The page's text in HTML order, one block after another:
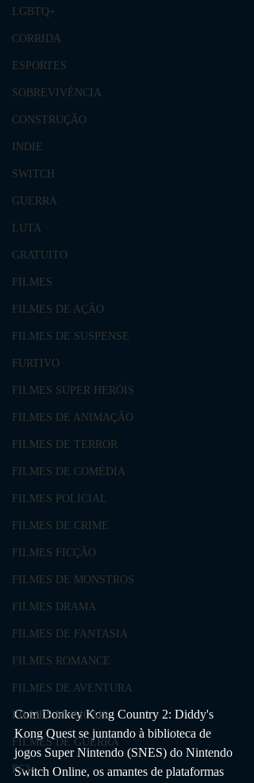
LGBTQ+
CORRIDA
ESPORTES
SOBREVIVÊNCIA
CONSTRUÇÃO
INDIE
SWITCH
GUERRA
LUTA
GRATUITO
FILMES
FILMES DE AÇÃO
FILMES DE SUSPENSE
FURTIVO
FILMES SUPER HERÓIS
FILMES DE ANIMAÇÃO
FILMES DE TERROR
FILMES DE COMÉDIA
FILMES POLICIAL
FILMES DE CRIME
FILMES FICÇÃO
FILMES DE MONSTROS
FILMES DRAMA
FILMES DE FANTASIA
FILMES ROMANCE
FILMES DE AVENTURA
FILMES MUSICAIS
FILMES DE GUERRA
PS3
Com Donkey Kong Country 2: Diddy's
Kong Quest se juntando à biblioteca de
jogos Super Nintendo (SNES) do Nintendo
Switch Online, os amantes de plataformas